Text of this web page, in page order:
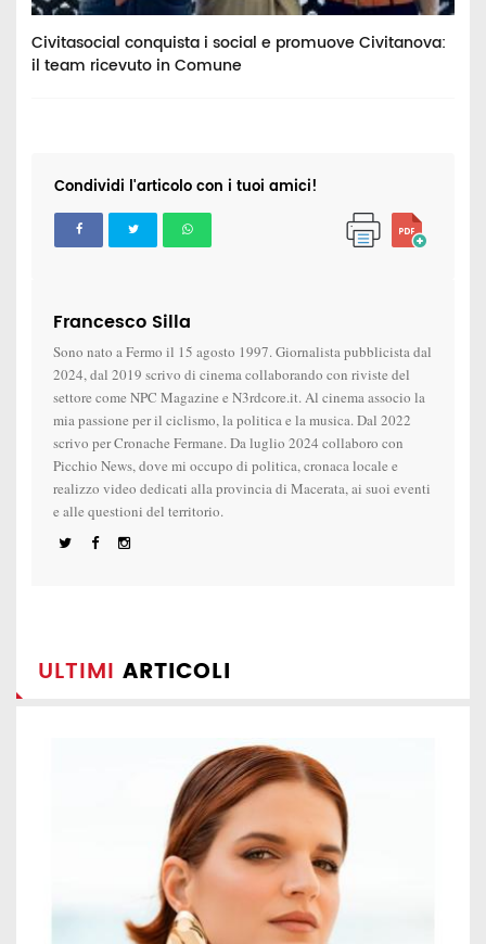
Civitasocial conquista i social e promuove Civitanova:
il team ricevuto in Comune
Condividi l'articolo con i tuoi amici!
Francesco Silla
Sono nato a Fermo il 15 agosto 1997. Giornalista pubblicista dal
2024, dal 2019 scrivo di cinema collaborando con riviste del
settore come NPC Magazine e N3rdcore.it. Al cinema associo la
mia passione per il ciclismo, la politica e la musica. Dal 2022
scrivo per Cronache Fermane. Da luglio 2024 collaboro con
Picchio News, dove mi occupo di politica, cronaca locale e
realizzo video dedicati alla provincia di Macerata, ai suoi eventi
e alle questioni del territorio.
ULTIMI ARTICOLI